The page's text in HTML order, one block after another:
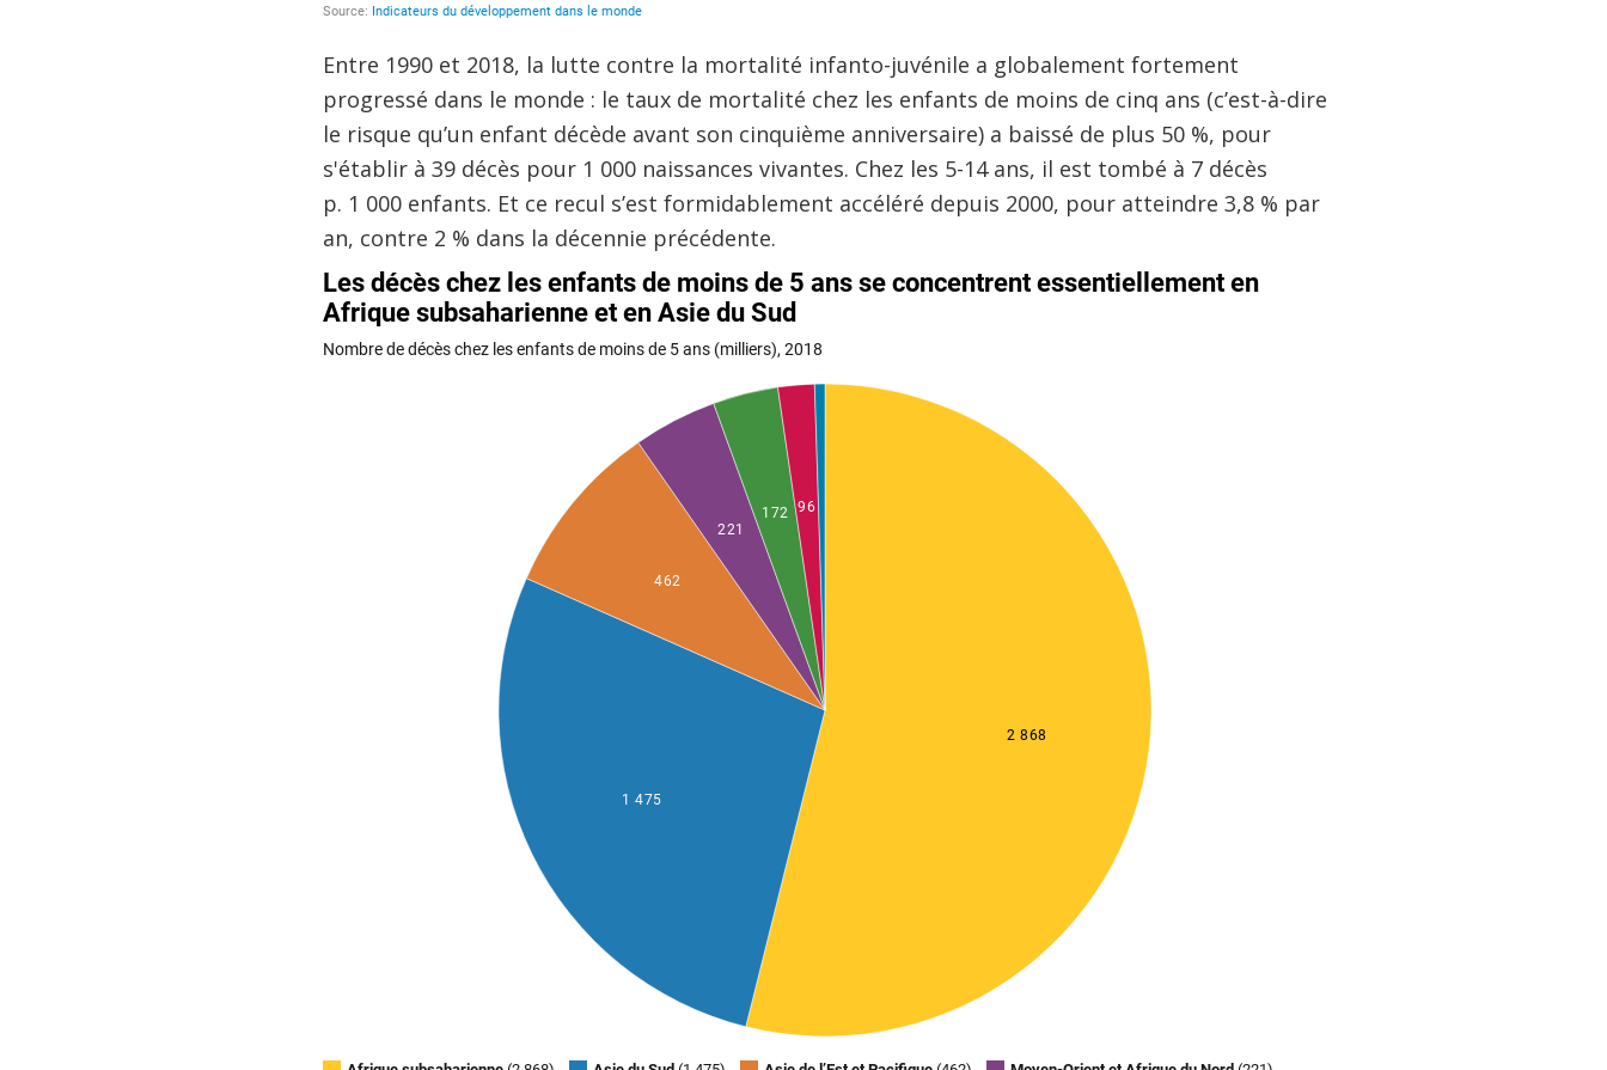
Entre 1990 et 2018, la lutte contre la mortalité infanto-juvénile a globalement fortement
progressé dans le monde : le taux de mortalité chez les enfants de moins de cinq ans (c’est-à-dire
le risque qu’un enfant décède avant son cinquième anniversaire) a baissé de plus 50 %, pour
s'établir à 39 décès pour 1 000 naissances vivantes. Chez les 5-14 ans, il est tombé à 7 décès
p. 1 000 enfants. Et ce recul s’est formidablement accéléré depuis 2000, pour atteindre 3,8 % par
an, contre 2 % dans la décennie précédente.